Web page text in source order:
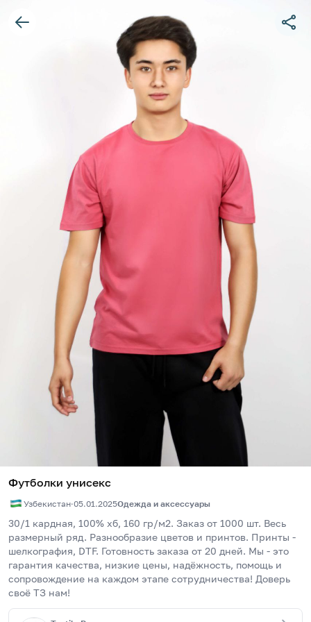
Футболки унисекс
Узбекистан·05.01.2025Одежда и аксессуары
30/1 кардная, 100% хб, 160 гр/м2. Заказ от 1000 шт. Весь
размерный ряд. Разнообразие цветов и принтов. Принты -
шелкография, DTF. Готовность заказа от 20 дней. Мы - это
гарантия качества, низкие цены, надёжность, помощь и
сопровождение на каждом этапе сотрудничества! Доверь
своё ТЗ нам!